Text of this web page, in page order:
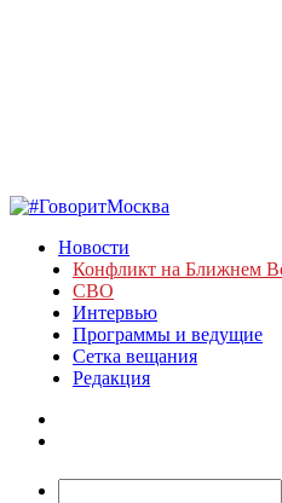
Новости
Конфликт на Ближнем
СВО
Интервью
Программы и ведущие
Сетка вещания
Редакция